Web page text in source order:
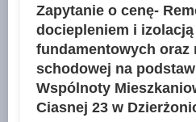
Zapytanie o cenę-
dociepleniem i
fundamentowych oraz
schodowej na
Wspólnoty
Ciasnej 23 w